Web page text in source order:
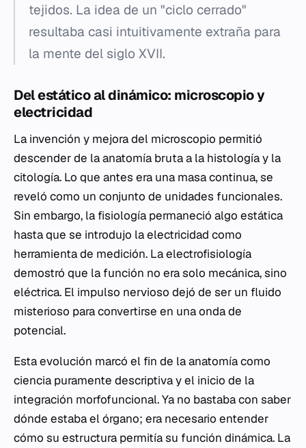
tejidos. La idea de un "ciclo cerrado"
resultaba casi intuitivamente extraña para
la mente del siglo XVII.
Del estático al dinámico: microscopio y
electricidad
La invención y mejora del microscopio permitió
descender de la anatomía bruta a la histología y la
citología. Lo que antes era una masa continua, se
reveló como un conjunto de unidades funcionales.
Sin embargo, la fisiología permaneció algo estática
hasta que se introdujo la electricidad como
herramienta de medición. La electrofisiología
demostró que la función no era solo mecánica, sino
eléctrica. El impulso nervioso dejó de ser un fluido
misterioso para convertirse en una onda de
potencial.
Esta evolución marcó el fin de la anatomía como
ciencia puramente descriptiva y el inicio de la
integración morfofuncional. Ya no bastaba con saber
dónde estaba el órgano; era necesario entender
cómo su estructura permitía su función dinámica. La